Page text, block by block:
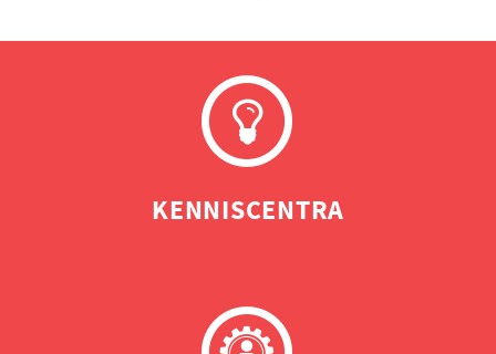
KENNISCENTRA